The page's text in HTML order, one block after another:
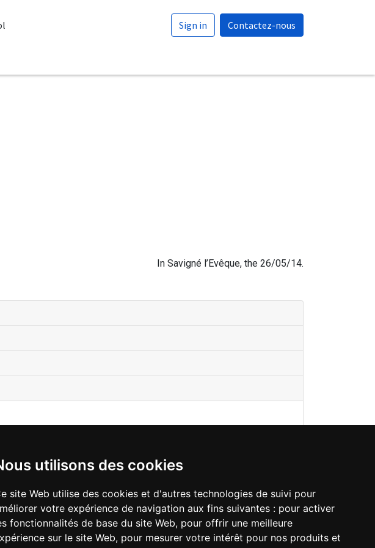
utilisons des cookies
site Web utilise des cookies et d'autres technologies de suivi pour
votre expérience de navigation aux fins suivantes : pour activer
fonctionnalités de base du site Web, pour offrir une meilleure
sur le site Web, pour mesurer votre intérêt pour nos produits et
Sign in Contactez-nous
In Savigné l’Evêque, the 26/05/14.